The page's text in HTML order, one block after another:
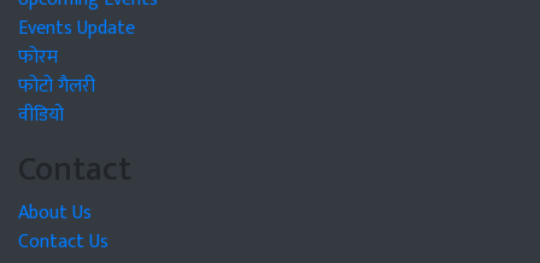
Events Update
फोरम
फोटो गैलरी
वीडियो
Contact
About Us
Contact Us